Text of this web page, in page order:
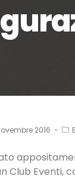
2016
Club Eventi,